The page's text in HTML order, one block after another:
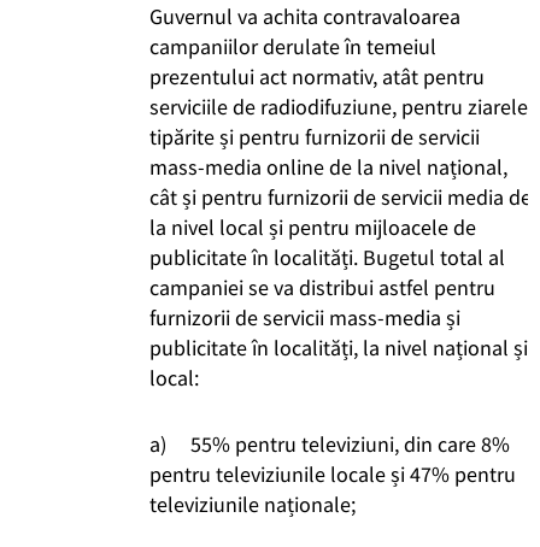
Guvernul va achita contravaloarea
campaniilor derulate în temeiul
prezentului act normativ, atât pentru
serviciile de radiodifuziune, pentru ziarele
tipărite și pentru furnizorii de servicii
mass-media online de la nivel național,
cât și pentru furnizorii de servicii media de
la nivel local și pentru mijloacele de
publicitate în localități. Bugetul total al
campaniei se va distribui astfel pentru
furnizorii de servicii mass-media și
publicitate în localități, la nivel național și
local:
a) 55% pentru televiziuni, din care 8%
pentru televiziunile locale și 47% pentru
televiziunile naționale;